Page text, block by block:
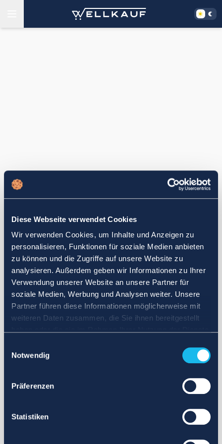
Diese Webseite verwendet Cookies
Wir verwenden Cookies, um Inhalte und Anzeigen zu
personalisieren, Funktionen für soziale Medien anbieten
zu können und die Zugriffe auf unsere Website zu
analysieren. Außerdem geben wir Informationen zu Ihrer
Verwendung unserer Website an unsere Partner für
soziale Medien, Werbung und Analysen weiter. Unsere
Partner führen diese Informationen möglicherweise mit
weiteren Daten zusammen, die Sie ihnen bereitgestellt
Notwendig
Präferenzen
Statistiken